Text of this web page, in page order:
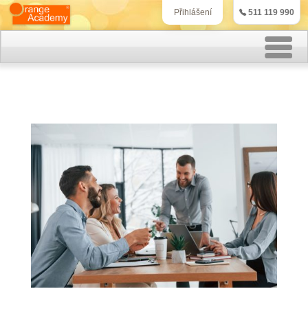
Přihlášení 511 119 990
Kurzy personalistiky
Kurzy marketingu
IT kurzy
Jazykové kurzy
Kontakt